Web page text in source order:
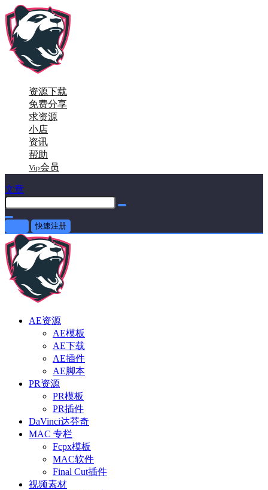
资源下载
免费分享
求资源
小店
资讯
帮助
Vip会员
文章
快速注册
AE资源
AE模板
AE下载
AE插件
AE脚本
PR资源
PR模板
PR插件
DaVinci达芬奇
MAC 专栏
Fcpx模板
MAC软件
Final Cut插件
视频素材